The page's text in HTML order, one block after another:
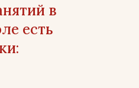
в
есть